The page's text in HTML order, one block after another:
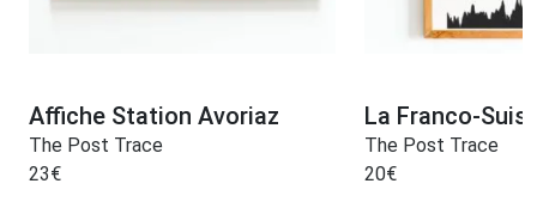
Affiche Station Avoriaz
The Post Trace
23€
La Franco-
The Post Trace
20€